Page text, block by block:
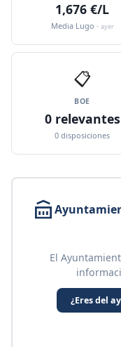
1,676 €/L
Media Lugo · ayer
📋
BOE
0 relevantes
0 disposiciones
El
¿Eres del